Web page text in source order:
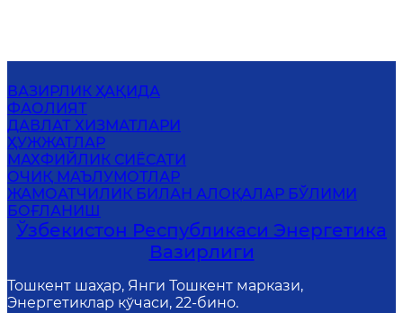
ВАЗИРЛИК ҲАҚИДА
ФАОЛИЯТ
ДАВЛАТ ХИЗМАТЛАРИ
ҲУЖЖАТЛАР
МАХФИЙЛИК СИЁСАТИ
ОЧИҚ МАЪЛУМОТЛАР
ЖАМОАТЧИЛИК БИЛАН АЛОҚАЛАР БЎЛИМИ
БОҒЛАНИШ
Ўзбекистон Республикаси Энергетика
Вазирлиги
Тошкент шаҳар, Янги Тошкент маркази,
Энергетиклар кўчаси, 22-бино.